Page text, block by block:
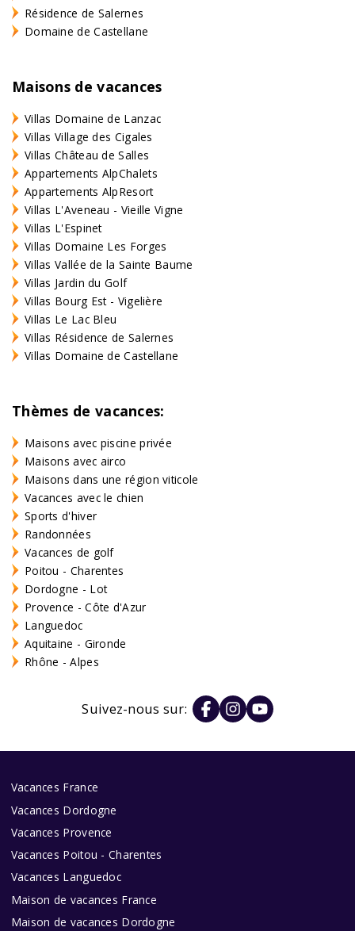
Résidence de Salernes
Domaine de Castellane
Maisons de vacances
Villas Domaine de Lanzac
Villas Village des Cigales
Villas Château de Salles
Appartements AlpChalets
Appartements AlpResort
Villas L'Aveneau - Vieille Vigne
Villas L'Espinet
Villas Domaine Les Forges
Villas Vallée de la Sainte Baume
Villas Jardin du Golf
Villas Bourg Est - Vigelière
Villas Le Lac Bleu
Villas Résidence de Salernes
Villas Domaine de Castellane
Thèmes de vacances:
Maisons avec piscine privée
Maisons avec airco
Maisons dans une région viticole
Vacances avec le chien
Sports d'hiver
Randonnées
Vacances de golf
Poitou - Charentes
Dordogne - Lot
Provence - Côte d'Azur
Languedoc
Aquitaine - Gironde
Rhône - Alpes
Suivez-nous sur:
Vacances France
Vacances Dordogne
Vacances Provence
Vacances Poitou - Charentes
Vacances Languedoc
Maison de vacances France
Maison de vacances Dordogne